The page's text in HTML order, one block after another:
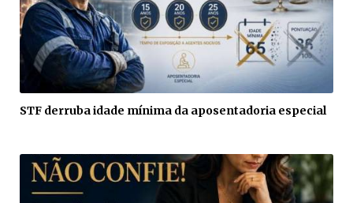
STF derruba idade mínima da aposentadoria especial